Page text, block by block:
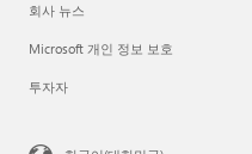
회사 뉴스
Microsoft 개인 정보 보호
투자자